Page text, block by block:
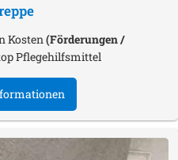
Kosten (Förderungen /
Pflegehilfsmittel